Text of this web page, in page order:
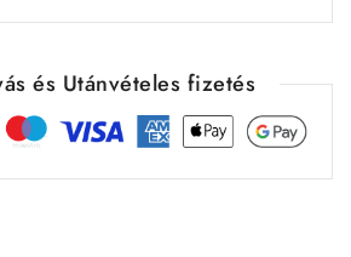
és Utánvételes fizetés